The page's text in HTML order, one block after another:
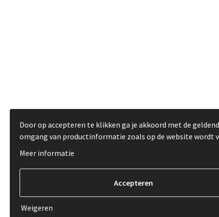
Door op accepteren te klikken ga je akkoord met de
omgang van productinformatie zoals op de website wordt
Meer informatie
Weigeren